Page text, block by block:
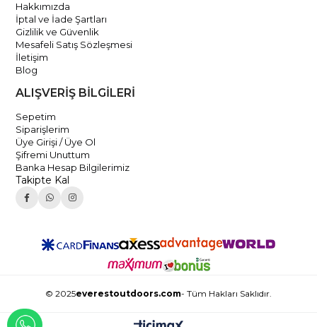
Hakkımızda
İptal ve İade Şartları
Gizlilik ve Güvenlik
Mesafeli Satış Sözleşmesi
İletişim
Blog
ALIŞVERİŞ BİLGİLERİ
Sepetim
Siparişlerim
Üye Girişi / Üye Ol
Şifremi Unuttum
Banka Hesap Bilgilerimiz
Takipte Kal
© 2025everestoutdoors.com- Tüm Hakları Saklıdır.
WHATSAPP İLE İLETİŞİME GEÇ